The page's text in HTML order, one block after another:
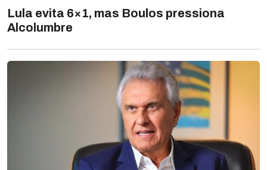
Lula evita 6×1, mas Boulos pressiona
Alcolumbre